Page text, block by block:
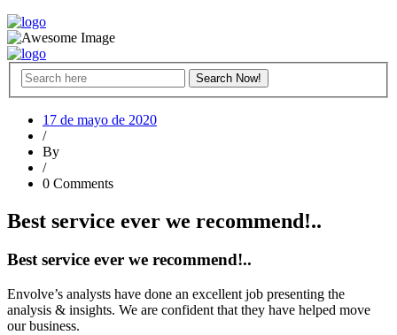
17 de mayo de 2020
/
By
/
0 Comments
Best service ever we recommend!..
Best service ever we recommend!..
Envolve’s analysts have done an excellent job presenting the
analysis & insights. We are confident that they have helped move
our business.